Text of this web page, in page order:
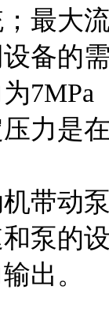
最大
备的
力是
带动
泵的
出。